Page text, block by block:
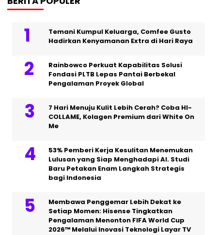
Temani Kumpul Keluarga, Comfee Gusto
Hadirkan Kenyamanan Extra di Hari Raya
Rainbowco Perkuat Kapabilitas Solusi
Fondasi PLTB Lepas Pantai Berbekal
Pengalaman Proyek Global
7 Hari Menuju Kulit Lebih Cerah? Coba HI-
COLLAME, Kolagen Premium dari White On
Me
53% Pemberi Kerja Kesulitan Menemukan
Lulusan yang Siap Menghadapi AI. Studi
Baru Petakan Enam Langkah Strategis
bagi Indonesia
Membawa Penggemar Lebih Dekat ke
Setiap Momen: Hisense Tingkatkan
Pengalaman Menonton FIFA World Cup
2026™ Melalui Inovasi Teknologi Layar TV